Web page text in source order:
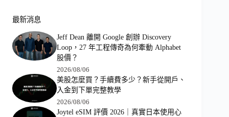
最新消息
Jeff Dean 離開 Google 創辦 Discovery
Loop，27 年工程傳奇為何牽動 Alphabet
股價？
2026/08/06
美股怎麼買？手續費多少？新手從開戶、
入金到下單完整教學
2026/08/06
Joytel eSIM 評價 2026｜真實日本使用心